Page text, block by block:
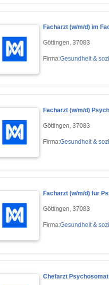
Facharzt (w/m/d) im
Göttingen, 37083
Firma:Gesundheit &
Facharzt (w/m/d)
Göttingen, 37083
Firma:Gesundheit &
Facharzt (w/m/d) für
Göttingen, 37083
Firma:Gesundheit &
Chefarzt